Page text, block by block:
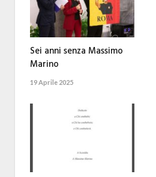
Sei anni senza Massimo
Marino
19 Aprile 2025